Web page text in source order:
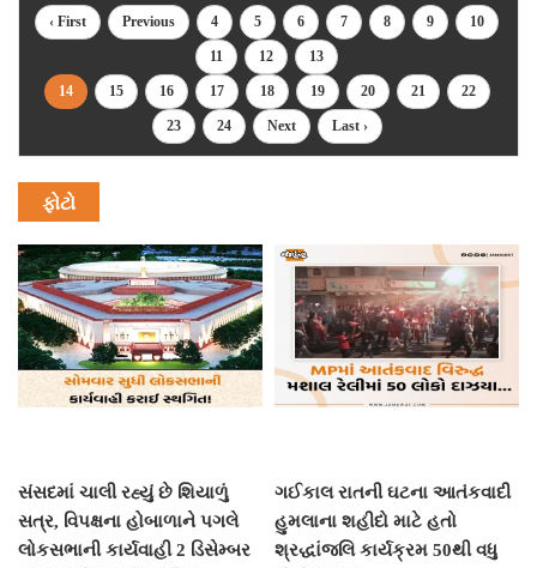
‹ First Previous 4 5 6 7 8 9 10
11 12 13
14 15 16 17 18 19 20 21 22
23 24 Next Last ›
ફોટો
સંસદમાં ચાલી રહ્યું છે શિયાળું
સત્ર, વિપક્ષના હોબાળાને પગલે
લોકસભાની કાર્યવાહી 2 ડિસેમ્બર
ગઈકાલ રાતની ઘટના આતંકવાદી
હુમલાના શહીદો માટે હતો
શ્રદ્ધાંજલિ કાર્યક્રમ 50થી વધુ